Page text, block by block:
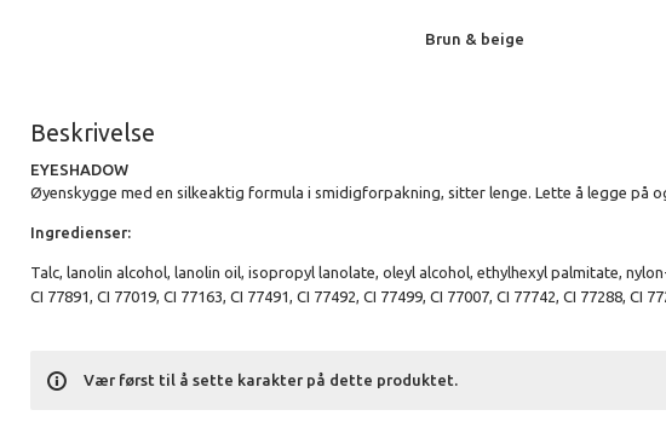
Brun & beige
Beskrivelse
EYESHADOW
Øyenskygge med en silkeaktig formula i smidigforpakning, sitter lenge. Lette å legge på
Ingredienser:
Talc, lanolin alcohol, lanolin oil, isopropyl lanolate, oleyl alcohol, ethylhexyl palmitate,
CI 77891, CI 77019, CI 77163, CI 77491, CI 77492, CI 77499, CI 77007, CI 77742, CI 77288, CI
Vær først til å sette karakter på dette produktet.